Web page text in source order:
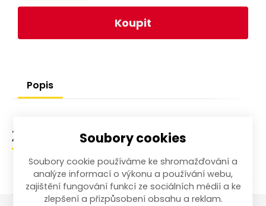
Koupit
Popis
Zařazení zbožíSoubory cookies
Soubory cookie používáme ke shromažďování a
analýze informací o výkonu a používání webu,
zajištění fungování funkcí ze sociálních médií a ke
zlepšení a přizpůsobení obsahu a reklam.